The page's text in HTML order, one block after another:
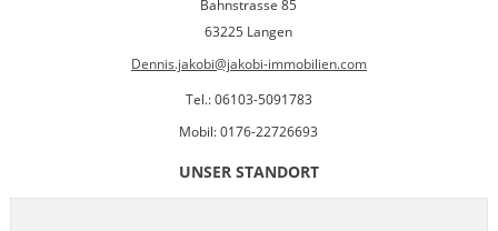
Bahnstrasse 85
63225 Langen
Dennis.jakobi@jakobi-immobilien.com
Tel.: 06103-5091783
Mobil: 0176-22726693
UNSER STANDORT